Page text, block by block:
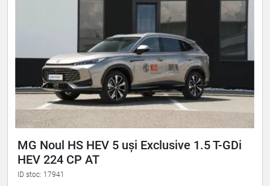
MG Noul HS HEV 5 uși Exclusive 1.5 T-GDi
HEV 224 CP AT
ID stoc: 17941